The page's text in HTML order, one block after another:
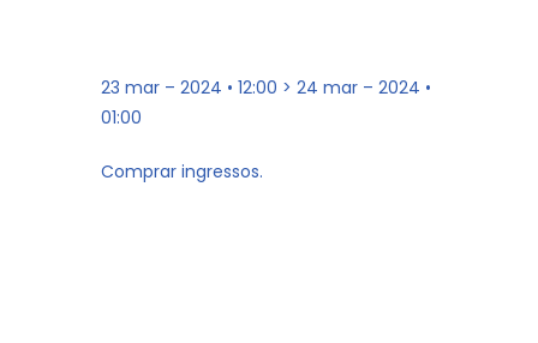
23 mar – 2024 • 12:00 > 24 mar – 2024 •
01:00
Comprar ingressos.